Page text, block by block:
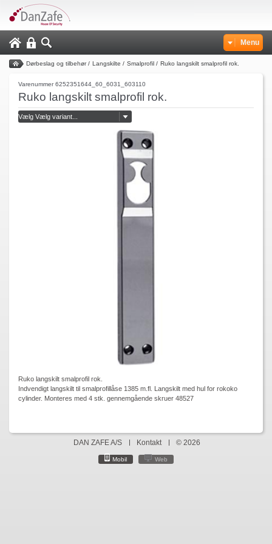
Menu
Dørbeslag og tilbehør/ Langskilte / Smalprofil / Ruko langskilt smalprofil rok.
Varenummer 6252351644_60_6031_603110
Ruko langskilt smalprofil rok.
Ruko langskilt smalprofil rok.
Indvendigt langskilt til smalprofillåse 1385 m.fl. Langskilt med hul for rokoko
cylinder. Monteres med 4 stk. gennemgående skruer 48527
DAN ZAFE A/S Kontakt © 2026
Mobil Web